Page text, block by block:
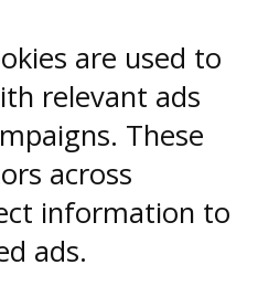
are used to
relevant ads
These
across
information to
ads.